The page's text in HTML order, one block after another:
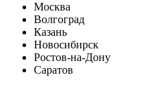
Москва
Волгоград
Казань
Новосибирск
Ростов-на-Дону
Саратов